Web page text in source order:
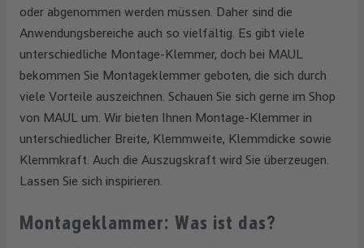
oder abgenommen werden müssen. Daher sind die
Anwendungsbereiche auch so vielfältig. Es gibt viele
unterschiedliche Montage-Klemmer, doch bei MAUL
bekommen Sie Montageklemmer geboten, die sich durch
viele Vorteile auszeichnen. Schauen Sie sich gerne im Shop
von MAUL um. Wir bieten Ihnen Montage-Klemmer in
unterschiedlicher Breite, Klemmweite, Klemmdicke sowie
Klemmkraft. Auch die Auszugskraft wird Sie überzeugen.
Lassen Sie sich inspirieren.
Montageklammer: Was ist das?